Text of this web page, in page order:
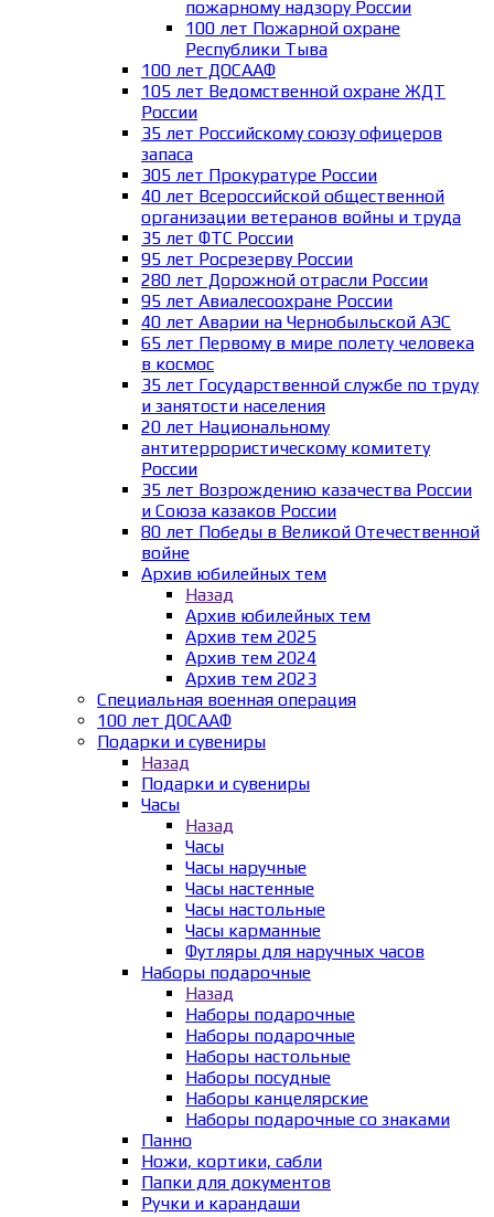
пожарному надзору России
100 лет Пожарной охране
Республики Тыва
100 лет ДОСААФ
105 лет Ведомственной охране ЖДТ
России
35 лет Российскому союзу офицеров
запаса
305 лет Прокуратуре России
40 лет Всероссийской общественной
организации ветеранов войны и труда
35 лет ФТС России
95 лет Росрезерву России
280 лет Дорожной отрасли России
95 лет Авиалесоохране России
40 лет Аварии на Чернобыльской АЭС
65 лет Первому в мире полету человека
в космос
35 лет Государственной службе по труду
и занятости населения
20 лет Национальному
антитеррористическому комитету
России
35 лет Возрождению казачества России
и Союза казаков России
80 лет Победы в Великой Отечественной
войне
Архив юбилейных тем
Назад
Архив юбилейных тем
Архив тем 2025
Архив тем 2024
Архив тем 2023
Специальная военная операция
100 лет ДОСААФ
Подарки и сувениры
Назад
Подарки и сувениры
Часы
Назад
Часы
Часы наручные
Часы настенные
Часы настольные
Часы карманные
Футляры для наручных часов
Наборы подарочные
Назад
Наборы подарочные
Наборы подарочные
Наборы настольные
Наборы посудные
Наборы канцелярские
Наборы подарочные со знаками
Панно
Ножи, кортики, сабли
Папки для документов
Ручки и карандаши